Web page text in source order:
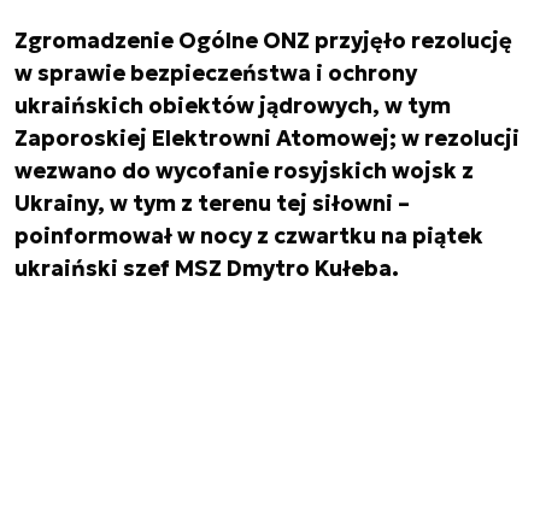
Zgromadzenie Ogólne ONZ przyjęło rezolucję
w sprawie bezpieczeństwa i ochrony
ukraińskich obiektów jądrowych, w tym
Zaporoskiej Elektrowni Atomowej; w rezolucji
wezwano do wycofanie rosyjskich wojsk z
Ukrainy, w tym z terenu tej siłowni –
poinformował w nocy z czwartku na piątek
ukraiński szef MSZ Dmytro Kułeba.